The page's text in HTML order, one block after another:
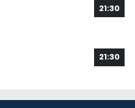
21:30
21:30